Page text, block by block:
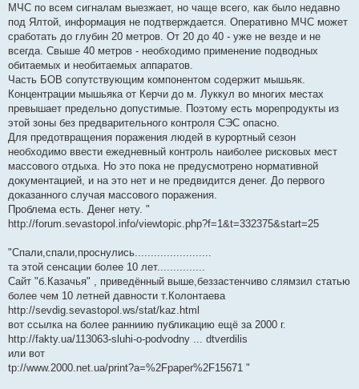
МЧС по всем сигналам выезжает, но чаще всего, как было недавно
под Ялтой, информация не подтверждается. Оперативно МЧС может
сработать до глубин 20 метров. От 20 до 40 - уже не везде и не
всегда. Свыше 40 метров - необходимо применение подводных
обитаемых и необитаемых аппаратов.
Часть БОВ сопутствующим компонентом содержит мышьяк.
Концентрации мышьяка от Керчи до м. Луккул во многих местах
превышает предельно допустимые. Поэтому есть морепродукты из
этой зоны без предварительного контроля СЭС опасно.
Для предотвращения поражения людей в курортный сезон
необходимо ввести ежедневный контроль наиболее рисковых мест
массового отдыха. Но это пока не предусмотрено нормативной
документацией, и на это нет и не предвидится денег. До первого
доказанного случая массового поражения.
Проблема есть. Денег нету. "
http://forum.sevastopol.info/viewtopic.php?f=1&t=332375&start=25
"Спали,спали,проснулись........................
та этой сенсации более 10 лет...............
Сайт "б.Казачья" , приведённый выше,беззастенчиво слямзил статью
более чем 10 летней давности т.Колонтаева
http://sevdig.sevastopol.ws/stat/kaz.html
вот ссылка на более ранниию публикацию ещё за 2000 г.
http://fakty.ua/113063-sluhi-o-podvodny ... dtverdilis
или вот
tp://www.2000.net.ua/print?a=%2Fpaper%2F15671 "